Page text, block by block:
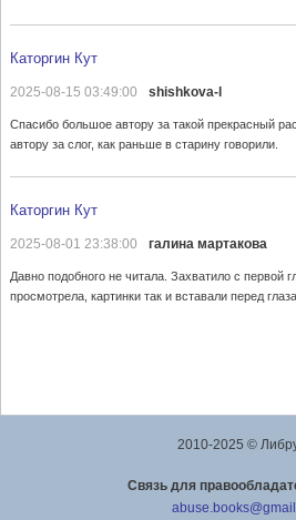
Каторгин Кут
2025-08-15 03:49:00 shishkova-l
Спасибо большое автору за такой прекрасный
автору за слог, как раньше в старину говорили.
Каторгин Кут
2025-08-01 23:38:00 галина мартакова
Давно подобного не читала. Захватило с первой
просмотрела, картинки так и вставали перед
2010-2025 ©
Cвязь для